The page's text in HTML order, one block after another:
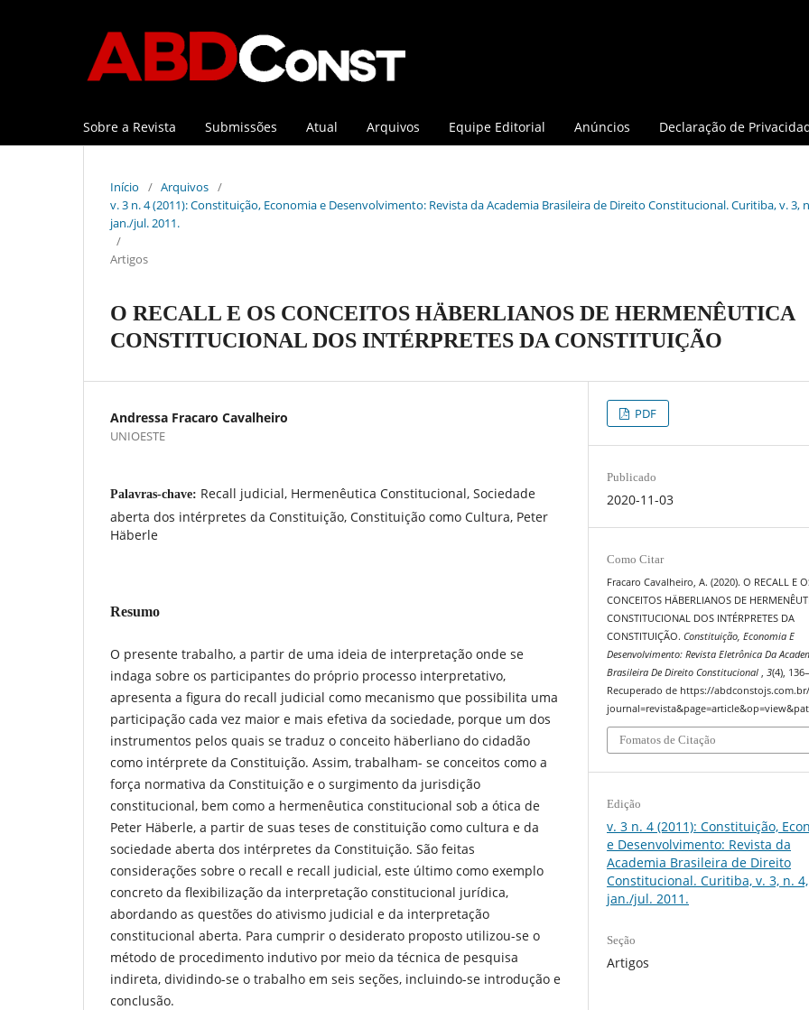
Sobre a Revista Submissões Atual Arquivos Equipe Editorial Anúncios Declaração de
Início / Arquivos /
v. 3 n. 4 (2011): Constituição, Economia e Desenvolvimento: Revista da Academia Brasileira de Direito Constitucional. Curitiba, v. 3,
jan./jul. 2011.
/
Artigos
O RECALL E OS CONCEITOS HÄBERLIANOS DE HERMENÊUTICA
CONSTITUCIONAL DOS INTÉRPRETES DA CONSTITUIÇÃO
Andressa Fracaro Cavalheiro
UNIOESTE
Palavras-chave: Recall judicial, Hermenêutica Constitucional, Sociedade
aberta dos intérpretes da Constituição, Constituição como Cultura, Peter
Häberle
Resumo
O presente trabalho, a partir de uma ideia de interpretação onde se
indaga sobre os participantes do próprio processo interpretativo,
apresenta a figura do recall judicial como mecanismo que possibilita uma
participação cada vez maior e mais efetiva da sociedade, porque um dos
instrumentos pelos quais se traduz o conceito häberliano do cidadão
como intérprete da Constituição. Assim, trabalham- se conceitos como a
força normativa da Constituição e o surgimento da jurisdição
constitucional, bem como a hermenêutica constitucional sob a ótica de
Peter Häberle, a partir de suas teses de constituição como cultura e da
sociedade aberta dos intérpretes da Constituição. São feitas
considerações sobre o recall e recall judicial, este último como exemplo
concreto da flexibilização da interpretação constitucional jurídica,
abordando as questões do ativismo judicial e da interpretação
constitucional aberta. Para cumprir o desiderato proposto utilizou-se o
método de procedimento indutivo por meio da técnica de pesquisa
indireta, dividindo-se o trabalho em seis seções, incluindo-se introdução e
conclusão.
PDF
Publicado
2020-11-03
Como Citar
Fracaro Cavalheiro, A. (2020). O RECALL E
CONCEITOS HÄBERLIANOS DE
CONSTITUCIONAL DOS INTÉRPRETES DA
CONSTITUIÇÃO.Constituição, Economia E
Desenvolvimento: Revista Eletrônica Da
Brasileira De Direito Constitucional,3(4),
Recuperado de https://
Fomatos de Citação
Edição
v. 3 n. 4 (2011): Constituição,
e Desenvolvimento: Revista da
Academia Brasileira de Direito
Constitucional. Curitiba, v. 3, n. 4,
jan./jul. 2011.
Seção
Artigos